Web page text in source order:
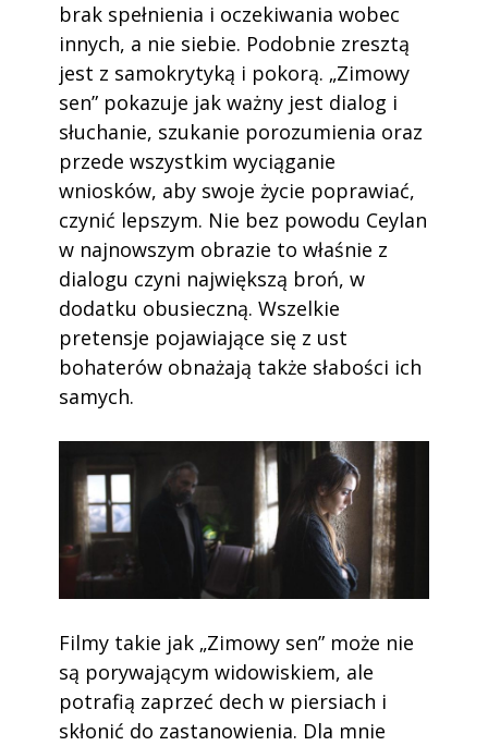
brak spełnienia i oczekiwania wobec
innych, a nie siebie. Podobnie zresztą
jest z samokrytyką i pokorą. „Zimowy
sen” pokazuje jak ważny jest dialog i
słuchanie, szukanie porozumienia oraz
przede wszystkim wyciąganie
wniosków, aby swoje życie poprawiać,
czynić lepszym. Nie bez powodu Ceylan
w najnowszym obrazie to właśnie z
dialogu czyni największą broń, w
dodatku obusieczną. Wszelkie
pretensje pojawiające się z ust
bohaterów obnażają także słabości ich
samych.
Filmy takie jak „Zimowy sen” może nie
są porywającym widowiskiem, ale
potrafią zaprzeć dech w piersiach i
skłonić do zastanowienia. Dla mnie